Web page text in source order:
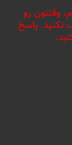
وقتتون رو
نکنید. پاسخ